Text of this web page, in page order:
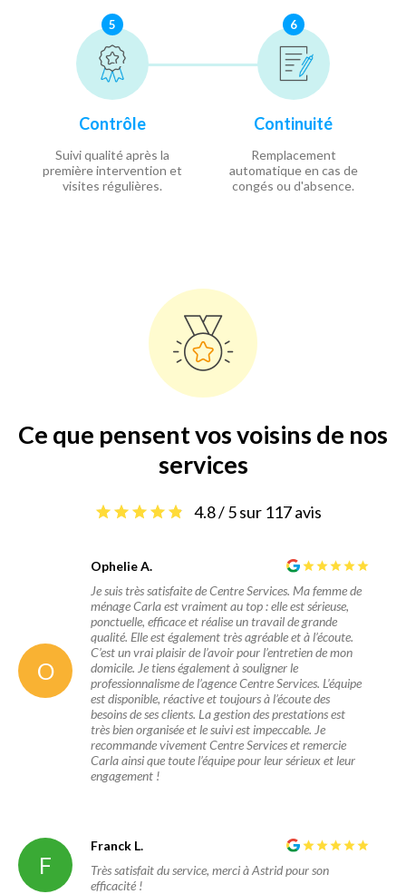
5
Contrôle
Suivi qualité après la
première intervention et
visites régulières.
6
Continuité
Remplacement
automatique en cas de
congés ou d'absence.
Ce que pensent vos voisins de nos
services
4.8 / 5 sur 117 avis
O
Ophelie A.
Je suis très satisfaite de Centre Services. Ma femme de
ménage Carla est vraiment au top : elle est sérieuse,
ponctuelle, efficace et réalise un travail de grande
qualité. Elle est également très agréable et à l’écoute.
C’est un vrai plaisir de l’avoir pour l’entretien de mon
domicile. Je tiens également à souligner le
professionnalisme de l’agence Centre Services. L’équipe
est disponible, réactive et toujours à l’écoute des
besoins de ses clients. La gestion des prestations est
très bien organisée et le suivi est impeccable. Je
recommande vivement Centre Services et remercie
Carla ainsi que toute l’équipe pour leur sérieux et leur
engagement !
F
Franck L.
Très satisfait du service, merci à Astrid pour son
efficacité !